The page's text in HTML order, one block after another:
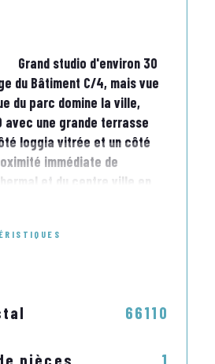
du Bâtiment C/4, mais vue
du parc domine la ville,
avec une grande terrasse
loggia vitrée et un côté
immédiate de
et du centre ville en
un meuble de rangement
table et chaises, deux
66110
pièces 1